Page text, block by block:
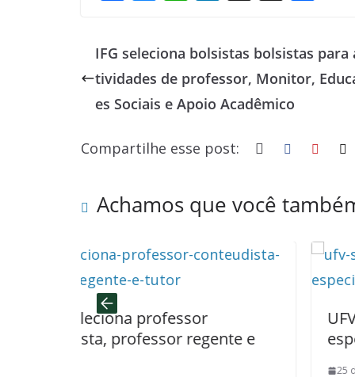
e
b
o
o
k
e
sk
y
at
s
A
p
p
k
e
dI
n
re
a
d
s
e
IFG seleciona bolsistas bolsistas para
tividades de professor, Monitor,
es Sociais e Apoio Acadêmico
Compartilhe esse post:
Achamos que você
regente e
UFV seleciona tutor
especialização UAB